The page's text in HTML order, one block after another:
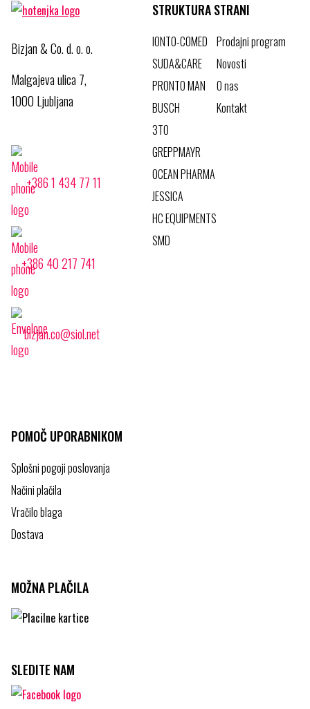
Bizjan & Co. d. o. o.
Malgajeva ulica 7,
1000 Ljubljana
+386 1 434 77 11
+386 40 217 741
bizjan.co@siol.net
STRUKTURA STRANI
IONTO-COMED
SUDA&CARE
PRONTO MAN
BUSCH
3TO
GREPPMAYR
OCEAN PHARMA
JESSICA
HC EQUIPMENTS
SMD
Prodajni program
Novosti
O nas
Kontakt
POMOČ UPORABNIKOM
Splošni pogoji poslovanja
Načini plačila
Vračilo blaga
Dostava
MOŽNA PLAČILA
SLEDITE NAM